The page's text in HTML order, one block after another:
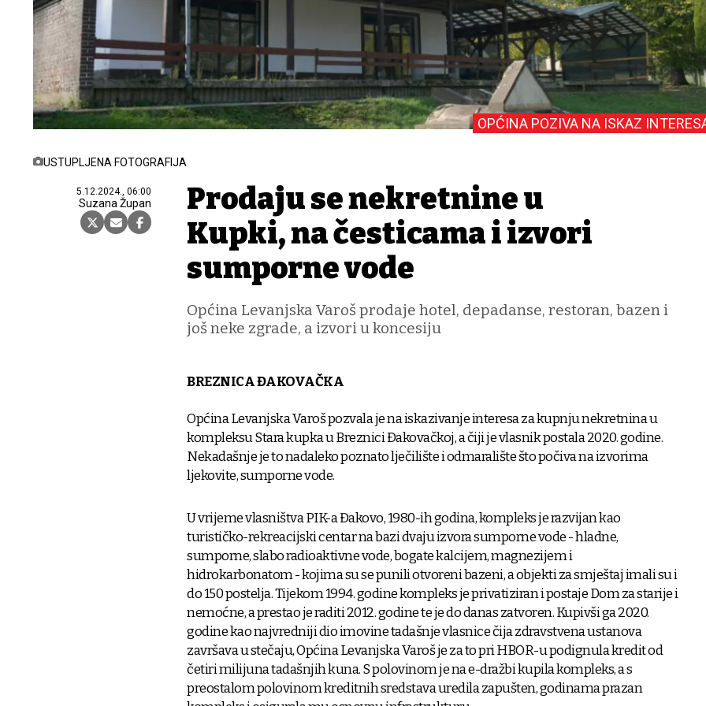
USTUPLJENA FOTOGRAFIJA
5.12.2024., 06:00
Suzana Župan
OPĆINA POZIVA NA ISKAZ
Prodaju se nekretnine u
Kupki, na česticama i izvori
sumporne vode
Općina Levanjska Varoš prodaje hotel, depadanse, restoran, bazen i
još neke zgrade, a izvori u koncesiju
BREZNICA ĐAKOVAČKA
Općina Levanjska Varoš pozvala je na iskazivanje interesa za kupnju nekretnina u
kompleksu Stara kupka u Breznici Đakovačkoj, a čiji je vlasnik postala 2020. godine.
Nekadašnje je to nadaleko poznato lječilište i odmaralište što počiva na izvorima
ljekovite, sumporne vode.
U vrijeme vlasništva PIK-a Đakovo, 1980-ih godina, kompleks je razvijan kao
turističko-rekreacijski centar na bazi dvaju izvora sumporne vode - hladne,
sumporne, slabo radioaktivne vode, bogate kalcijem, magnezijem i
hidrokarbonatom - kojima su se punili otvoreni bazeni, a objekti za smještaj imali su i
do 150 postelja. Tijekom 1994. godine kompleks je privatiziran i postaje Dom za starije i
nemoćne, a prestao je raditi 2012. godine te je do danas zatvoren. Kupivši ga 2020.
godine kao najvredniji dio imovine tadašnje vlasnice čija zdravstvena ustanova
završava u stečaju, Općina Levanjska Varoš je za to pri HBOR-u podignula kredit od
četiri milijuna tadašnjih kuna. S polovinom je na e-dražbi kupila kompleks, a s
preostalom polovinom kreditnih sredstava uredila zapušten, godinama prazan